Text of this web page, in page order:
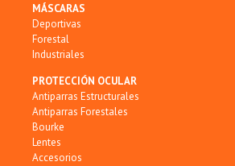
MÁSCARAS
Deportivas
Forestal
Industriales
PROTECCIÓN OCULAR
Antiparras Estructurales
Antiparras Forestales
Bourke
Lentes
Accesorios